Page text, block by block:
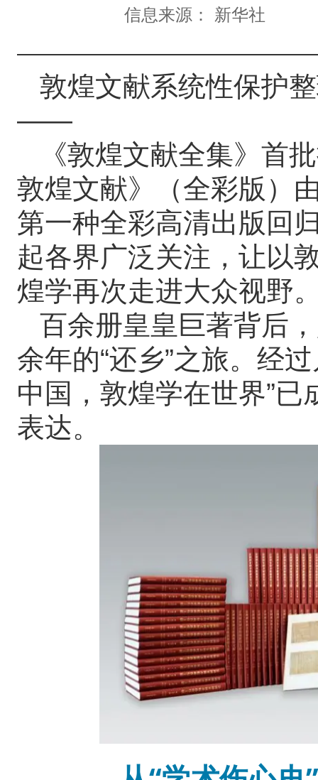
信息来源： 新华社
敦煌文献系统性保护
——
《敦煌文献全集》首
敦煌文献》（全彩版）
第一种全彩高清出版回
起各界广泛关注，让以
煌学再次走进大众视野
百余册皇皇巨著背后
余年的“还乡”之旅。经
中国，敦煌学在世界”
表达。